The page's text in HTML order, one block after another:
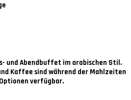
und Abendbuffet im arabischen Stil.
Kaffee sind während der Mahlzeiten
verfügbar.